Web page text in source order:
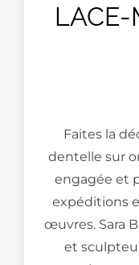
LACE-
Faites la
dentelle sur
engagée et
expéditions
œuvres. Sara
et